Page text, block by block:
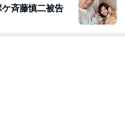
斉藤慎二被告